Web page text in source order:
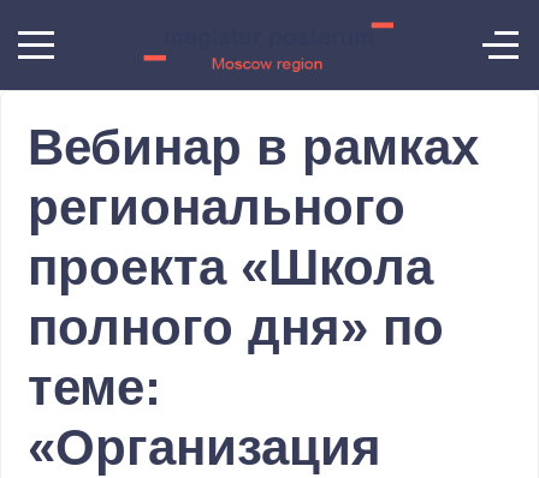
Вебинар в рамках
регионального
проекта «Школа
полного дня» по
теме:
«Организация